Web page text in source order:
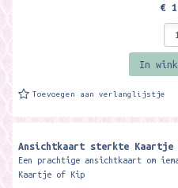
€
In
Toevoegen aan verlanglijstje
Ansichtkaart sterkte Kaartje
Een prachtige ansichtkaart om
Kaartje of Kip